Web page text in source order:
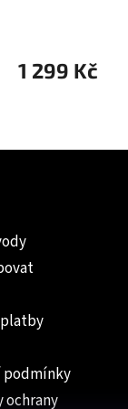
1 299 Kč
podmínky
ochrany